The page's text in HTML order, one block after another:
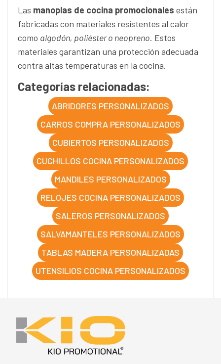
Las manoplas de cocina promocionales están
fabricadas con materiales resistentes al calor
como algodón, poliéster o neopreno. Estos
materiales garantizan una protección adecuada
contra altas temperaturas en la cocina.
Categorías relacionadas:
ABRIDORES PERSONALIZADOS
CARROS COMPRA PERSONALIZADOS
CUBIERTOS PERSONALIZADOS
CUCHILLOS COCINA PERSONALIZADOS
MANDILES PERSONALIZADOS
RELOJES COCINA PERSONALIZADOS
SALEROS PERSONALIZADOS
SALVAMANTELES PERSONALIZADOS
TABLAS MADERA PERSONALIZADAS
UTENSILIOS COCINA PERSONALIZADOS